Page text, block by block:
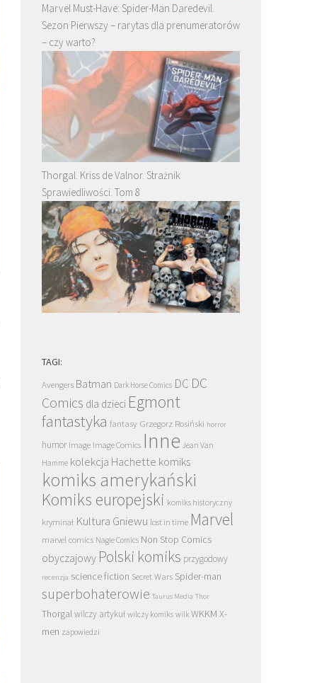
Marvel Must-Have: Spider-Man Daredevil.
Sezon Pierwszy – rarytas dla prenumeratorów
– czy warto?
Thorgal. Kriss de Valnor. Strażnik
Sprawiedliwości. Tom 8
TAGI:
Avengers Batman Dark Horse Comics DC DC
Comics dla dzieci Egmont
fantastyka fantasy Grzegorz Rosiński horror
humor Image Image Comics Inne Jean Van
Hamme kolekcja Hachette komiks
komiks amerykański
Komiks europejski komiks historyczny
kryminał Kultura Gniewu lost in time Marvel
marvel comics Nagle Comics Non Stop Comics
obyczajowy Polski komiks przygodowy
recenzja science fiction Secret Wars Spider-man
superbohaterowie Taurus Media Thor
Thorgalwilczy artykuł wilczy komiks wilk WKKM X-
men zapowiedzi